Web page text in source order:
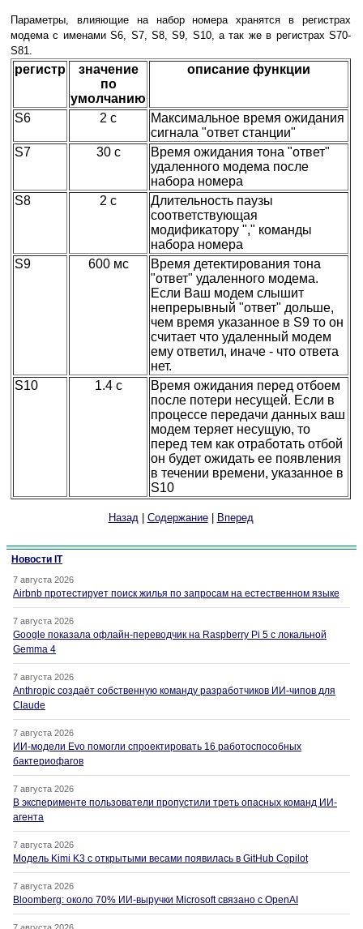
Параметры, влияющие на набор номера хранятся в регистрах
модема с именами S6, S7, S8, S9, S10, а так же в регистрах S70-
S81.
регистр
значение
по
умолчанию
описание функции
S6 2 c
Максимальное время ожидания
сигнала "ответ станции"
S7
30 с
Время ожидания тона "ответ"
удаленного модема после
набора номера
S8
2 с
Длительность паузы
соответствующая
модификатору "," команды
набора номера
S9
600 мс
Время детектирования тона
"ответ" удаленного модема.
Если Ваш модем слышит
непрерывный "ответ" дольше,
чем время указанное в S9 то он
считает что удаленный модем
ему ответил, иначе - что ответа
нет.
S10
1.4 c
Время ожидания перед отбоем
после потери несущей. Если в
процессе передачи данных ваш
модем теряет несущую, то
перед тем как отработать отбой
он будет ожидать ее появления
в течении времени, указанное в
S10
Назад| Содержание| Вперед
Новости IT
7 августа 2026
Airbnb протестирует поиск жилья по запросам на естественном языке
7 августа 2026
Google показала офлайн-переводчик на Raspberry Pi 5 с локальной
Gemma 4
7 августа 2026
Anthropic создаёт собственную команду разработчиков ИИ-чипов для
Claude
7 августа 2026
ИИ-модели Evo помогли спроектировать 16 работоспособных
бактериофагов
7 августа 2026
В эксперименте пользователи пропустили треть опасных команд ИИ-
агента
7 августа 2026
Модель Kimi K3 с открытыми весами появилась в GitHub Copilot
7 августа 2026
Bloomberg: около 70% ИИ-выручки Microsoft связано с OpenAI